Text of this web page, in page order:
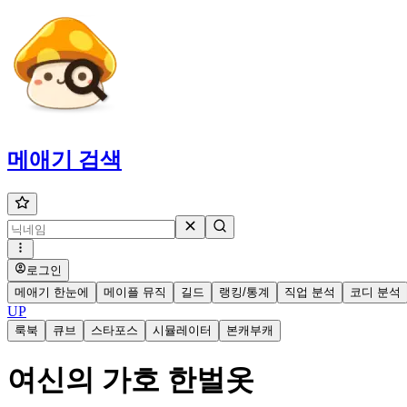
메애기 검색
로그인
메애기 한눈에
메이플 뮤직 길드 랭킹/통계 직업 분석 코디 분석
UP
룩북 큐브 스타포스 시뮬레이터 본캐부캐
여신의 가호 한벌옷